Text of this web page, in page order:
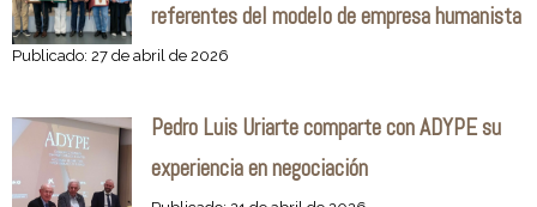
referentes del modelo de empresa humanista
Publicado: 27 de abril de 2026
Pedro Luis Uriarte comparte con ADYPE su
experiencia en negociación